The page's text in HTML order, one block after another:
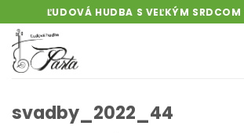
to
content
ĽUDOVÁ HUDBA S VEĽKÝM SRDCOM
svadby_2022_44